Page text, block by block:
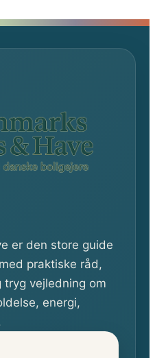
er den store guide
praktiske råd,
tryg vejledning om
energi,